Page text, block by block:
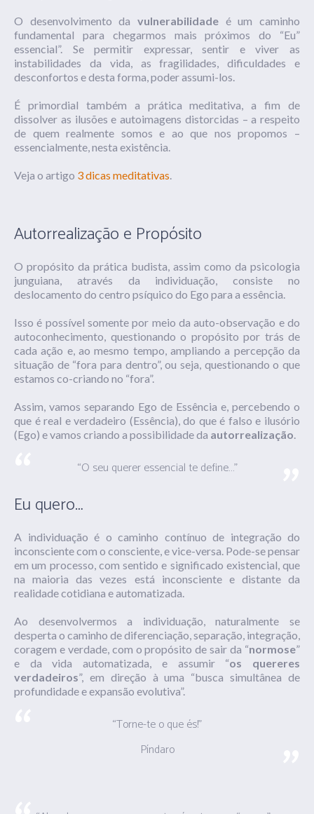
O desenvolvimento da vulnerabilidade é um caminho
fundamental para chegarmos mais próximos do “Eu”
essencial”. Se permitir expressar, sentir e viver as
instabilidades da vida, as fragilidades, dificuldades e
desconfortos e desta forma, poder assumi-los.
É primordial também a prática meditativa, a fim de
dissolver as ilusões e autoimagens distorcidas – a respeito
de quem realmente somos e ao que nos propomos –
essencialmente, nesta existência.
Veja o artigo 3 dicas meditativas.
Autorrealização e Propósito
O propósito da prática budista, assim como da psicologia
junguiana, através da individuação, consiste no
deslocamento do centro psíquico do Ego para a essência.
Isso é possível somente por meio da auto-observação e do
autoconhecimento, questionando o propósito por trás de
cada ação e, ao mesmo tempo, ampliando a percepção da
situação de “fora para dentro”, ou seja, questionando o que
estamos co-criando no “fora”.
Assim, vamos separando Ego de Essência e, percebendo o
que é real e verdadeiro (Essência), do que é falso e ilusório
(Ego) e vamos criando a possibilidade da autorrealização.
“O seu querer essencial te define…”
Eu quero…
A individuação é o caminho contínuo de integração do
inconsciente com o consciente, e vice-versa. Pode-se pensar
em um processo, com sentido e significado existencial, que
na maioria das vezes está inconsciente e distante da
realidade cotidiana e automatizada.
Ao desenvolvermos a individuação, naturalmente se
desperta o caminho de diferenciação, separação, integração,
coragem e verdade, com o propósito de sair da “normose”
e da vida automatizada, e assumir “os quereres
verdadeiros”, em direção à uma “busca simultânea de
profundidade e expansão evolutiva”.
“Torne-te o que és!”
Píndaro